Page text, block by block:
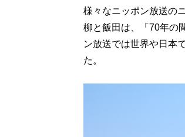
様々なニッポン放送の
柳と飯田は、「70年の
ン放送では世界や日本
た。